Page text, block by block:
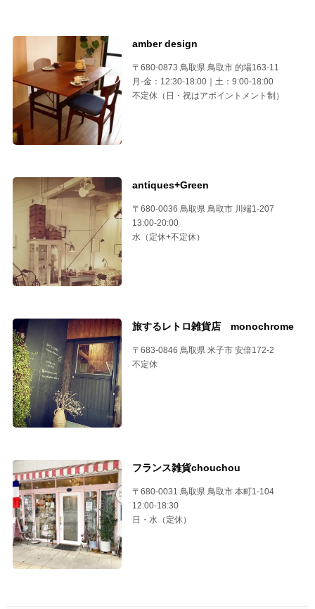
amber design
〒680-0873 鳥取県 鳥取市 的場163-11
月-金：12:30-18:00｜土：9:00-18:00
不定休（日・祝はアポイントメント制）
antiques+Green
〒680-0036 鳥取県 鳥取市 川端1-207
13:00-20:00
水（定休+不定休）
旅するレトロ雑貨店 monochrome
〒683-0846 鳥取県 米子市 安倍172-2
不定休
フランス雑貨chouchou
〒680-0031 鳥取県 鳥取市 本町1-104
12:00-18:30
日・水（定休）